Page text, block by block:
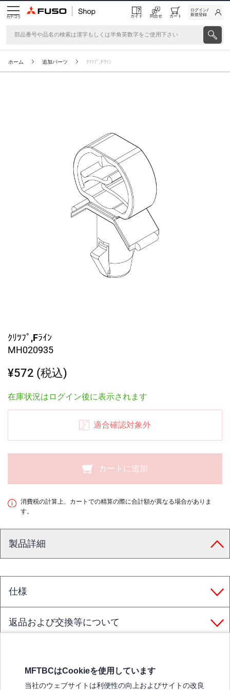
カテゴリ ガイド 問合せ カート
ログイン/
新規登録
ホーム 追加パーツ ｸﾘﾂﾌﾟ,Fﾗｲﾝ
ｸﾘﾂﾌﾟ,Fﾗｲﾝ
MH020935
¥572 (税込)
在庫状況はログイン後に表示されます
適合確認対象外
カートに追加
消費税の計算上、カートでの精算の際に合計額が異なる場合がありま
す。
製品詳細
仕様
返品および交換等について
MFTBCはCookieを使用しています
当社のウェブサイトは利便性の向上およびサイトの改良